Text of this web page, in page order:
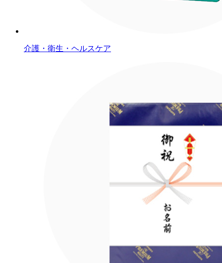
介護・衛生・ヘルスケア